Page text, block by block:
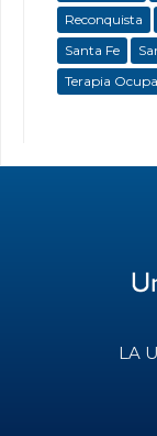
Reconquista
Santa Fe
Terapia
LA